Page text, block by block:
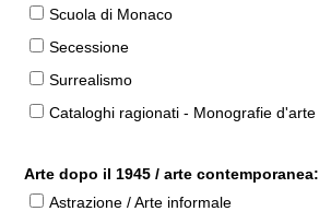
Scuola di Monaco
Secessione
Surrealismo
Cataloghi ragionati - Monografie d'arte
Arte dopo il 1945 / arte contemporanea:
Astrazione / Arte informale